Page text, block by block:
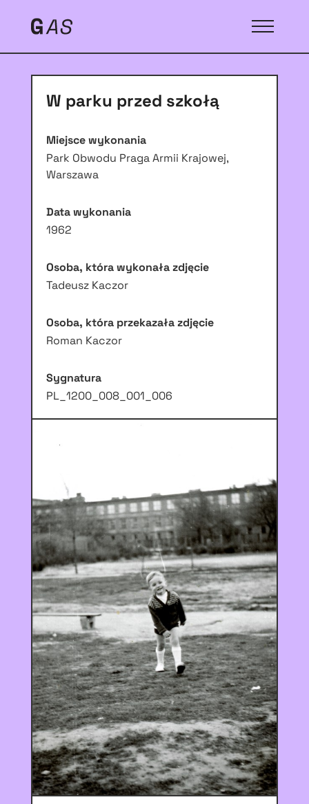
W parku przed szkołą
Miejsce wykonania
Park Obwodu Praga Armii Krajowej,
Warszawa
Data wykonania
1962
Osoba, która wykonała zdjęcie
Tadeusz Kaczor
Osoba, która przekazała zdjęcie
Roman Kaczor
Sygnatura
PL_1200_008_001_006